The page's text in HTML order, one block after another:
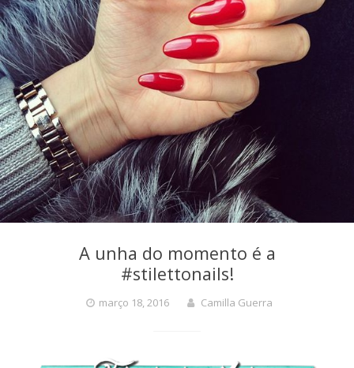
A unha do momento é a
#stilettonails!
março 18, 2016 Camilla Guerra